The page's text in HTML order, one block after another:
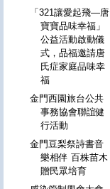
「321讓愛起飛—唐
寶寶品味幸福」
公益活動啟動儀
式，品福邀請唐
氏症家庭品味幸
福
金門西園旅台公共
事務協會聯誼健
行活動
金門豆梨祭詩書音
樂相伴 百株苗木
贈民眾培育